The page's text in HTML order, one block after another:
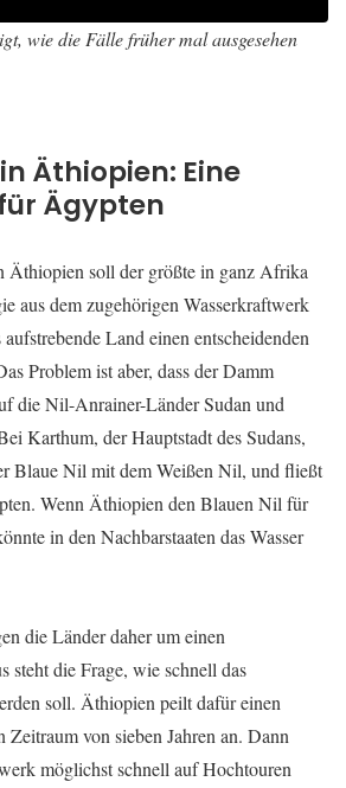
wie die Fälle früher mal ausgesehen
Äthiopien: Eine
Ägypten
Äthiopien soll der größte in ganz Afrika
aus dem zugehörigen Wasserkraftwerk
Land einen entscheidenden
Problem ist aber, dass der Damm
die Nil-Anrainer-Länder Sudan und
Karthum, der Hauptstadt des Sudans,
Blaue Nil mit dem Weißen Nil, und fließt
Wenn Äthiopien den Blauen Nil für
in den Nachbarstaaten das Wasser
die Länder daher um einen
steht die Frage, wie schnell das
soll. Äthiopien peilt dafür einen
Zeitraum von sieben Jahren an. Dann
möglichst schnell auf Hochtouren